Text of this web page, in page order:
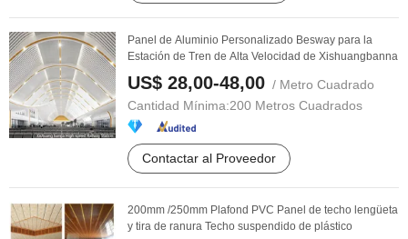
Panel de Aluminio Personalizado Besway para la
Estación de Tren de Alta Velocidad de Xishuangbanna
US$ 28,00-48,00 / Metro Cuadrado
Cantidad Mínima:200 Metros Cuadrados
Contactar al Proveedor
200mm /250mm Plafond PVC Panel de techo lengüeta
y tira de ranura Techo suspendido de plástico